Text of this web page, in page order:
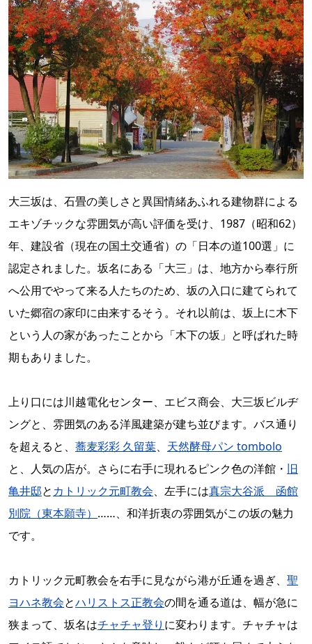
大三坂は、石畳の美しさと異国情緒あふれる建物群による
エキゾチックな雰囲気が高い評価を受け、1987（昭和62）
年、建設省（現在の国土交通省）の「日本の道100選」に
認定されました。坂名にある「大三」は、地方から奉行所
へ公用でやって来る人たちのため、坂の入口に建てられて
いた郷宿の家印に由来するそう。それ以前は、坂上に木下
という人の家があったことから「木下の坂」と呼ばれた時
期もありました。
上り口には川越電化センター、エビス商会、大三坂ビルヂ
ングと、雰囲気のある洋風建築が建ち並びます。バス通り
を超えると、 蕎麦彩彩 久留葉、 天然酵母パン tombolo
と、人気の店が。さらに右手に現れるピンク色の洋館・ 旧
亀井邸と カトリック元町教会、左手には真宗大谷派 函館
別院（東本願寺） ……、和洋折衷の雰囲気がこの坂の魅力
です。
カトリック元町教会を右手に見ながら港が丘通を過ぎ、 聖
ヨハネ教会とハリストス正教会の間を通る道は、幅が急に
狭まって、坂名はチャチャ登り に変わります。チャチャは